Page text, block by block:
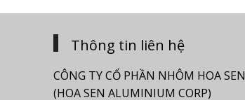
Thông tin liên hệ
CÔNG TY CỔ PHẦN NHÔM HOA SEN
(HOA SEN ALUMINIUM CORP)